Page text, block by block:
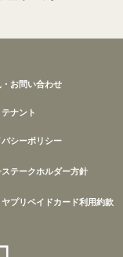
お問い合わせ
ナント
シーポリシー
テークホルダー方針
プリペイドカード利用約款